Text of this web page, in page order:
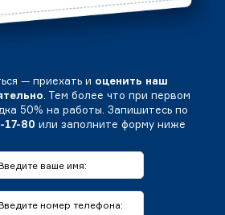
— приехать и оценить наш
. Тем более что при первом
50% на работы. Запишитесь по
17-80 или заполните форму ниже